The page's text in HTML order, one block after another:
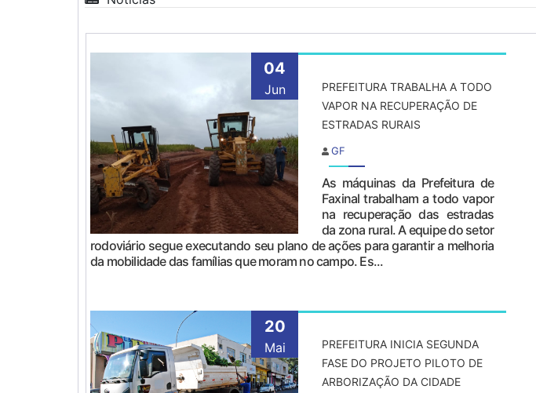
04
Jun
PREFEITURA TRABALHA A TODO
VAPOR NA RECUPERAÇÃO DE
ESTRADAS RURAIS
GF
As máquinas da Prefeitura de
Faxinal trabalham a todo vapor
na recuperação das estradas
da zona rural. A equipe do setor
rodoviário segue executando seu plano de ações para garantir a melhoria
da mobilidade das famílias que moram no campo. Es...
20
Mai
PREFEITURA INICIA SEGUNDA
FASE DO PROJETO PILOTO DE
ARBORIZAÇÃO DA CIDADE